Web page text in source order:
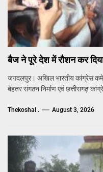
बैज ने पूरे देश में रौशन कर
जगदलपुर। अखिल भारतीय कांग्रेस
बेहतर संगठन निर्माण एवं छत्तीसगढ़
Thekoshal . August 3, 2026